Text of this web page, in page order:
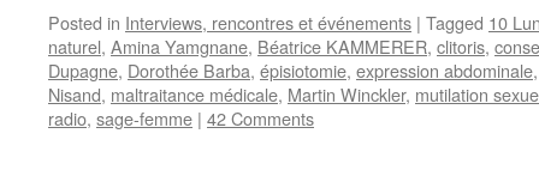
Posted in Interviews, rencontres et événements | Tagged 10
naturel, Amina Yamgnane, Béatrice KAMMERER, clitoris,
Dupagne, Dorothée Barba, épisiotomie, expression abdominale
Nisand, maltraitance médicale, Martin Winckler, mutilation
radio, sage-femme | 42 Comments